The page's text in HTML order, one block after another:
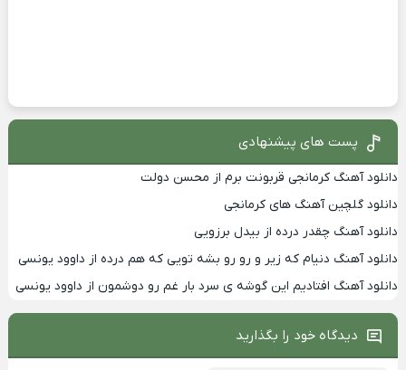
پست های پیشنهادی
دانلود آهنگ کرمانجی قربونت برم از محسن دولت
دانلود گلچین آهنگ های کرمانجی
دانلود آهنگ چقدر درده از بیدل برزویی
دانلود آهنگ دنیام که زیر و رو رو بشه تویی که هم درده از داوود یونسی
دانلود آهنگ افتادیم این گوشه ی سرد بار غم رو دوشمون از داوود یونسی
دیدگاه خود را بگذارید